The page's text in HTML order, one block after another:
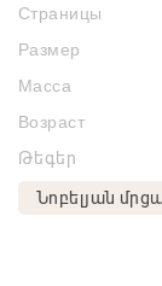
Страницы
Размер
Масса
Возраст
Թեգեր
Նոբելյան